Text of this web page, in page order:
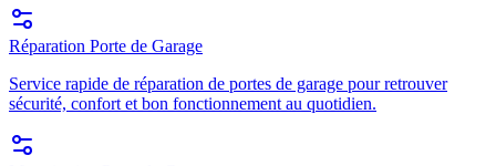
Réparation Porte de Garage
Service rapide de réparation de portes de garage pour retrouver
sécurité, confort et bon fonctionnement au quotidien.